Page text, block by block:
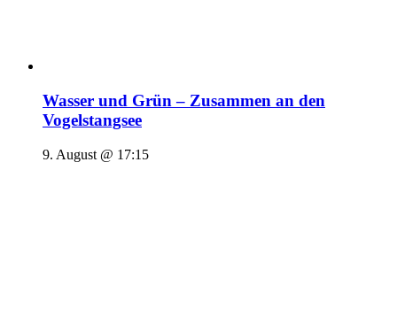
Wasser und Grün – Zusammen an den
Vogelstangsee
9. August @ 17:15